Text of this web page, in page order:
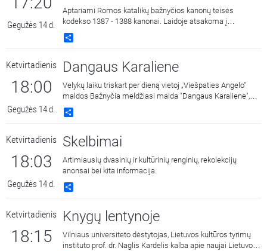
Gegužės 14 d.
Aptariami Romos katalikų bažnyčios kanonų teisės
kodekso 1387 - 1388 kanonai. Laidoje atsakoma į
klausytojų klausimus bei kalbama apie Bažnytinių pareigų
uzurpavimą ir nusikaltimus jas atliekant. Laidą veda kun.
Ketvirtadienis
18:00
Gegužės 14 d.
Dangaus Karaliene
Velykų laiku triskart per dieną vietoj „Viešpaties Angelo"
maldos Bažnyčia meldžiasi malda "Dangaus Karaliene",
drauge su Įsikūnijusio Žodžio Gimdytoja džiaugdamasi ir
skelbdama Jo prisikėlimą iš numirusių.
Ketvirtadienis
18:03
Gegužės 14 d.
Skelbimai
Artimiausių dvasinių ir kultūrinių renginių, rekolekcijų
anonsai bei kita informacija.
Ketvirtadienis
18:15
Knygų lentynoje
Vilniaus universiteto dėstytojas, Lietuvos kultūros tyrimų
instituto prof. dr. Naglis Kardelis kalba apie naujai Lietuvoje